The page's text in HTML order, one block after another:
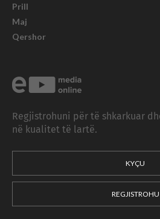
Prill
Maj
Qershor
Regjistrohuni për të shkarkuar
në kualitet të lartë.
KYÇU
REGJISTROHU